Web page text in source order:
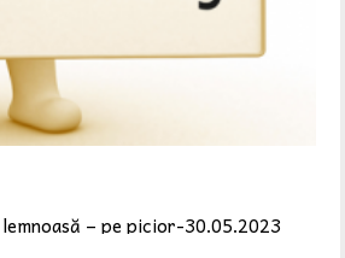
– pe picior-30.05.2023